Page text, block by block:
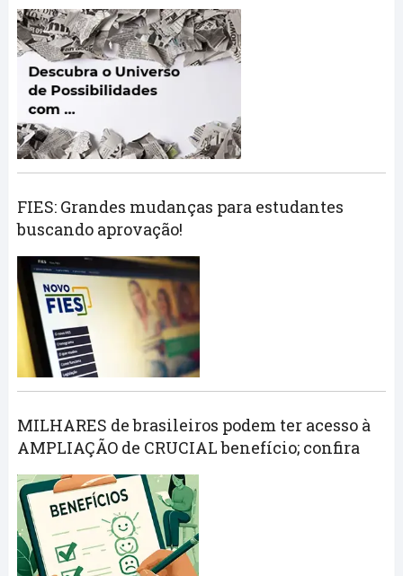
FIES: Grandes mudanças para estudantes
buscando aprovação!
MILHARES de brasileiros podem ter acesso à
AMPLIAÇÃO de CRUCIAL benefício; confira